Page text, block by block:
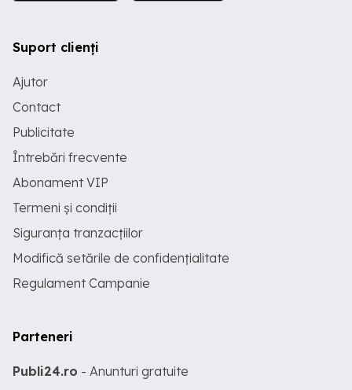
Suport clienți
Ajutor
Contact
Publicitate
Întrebări frecvente
Abonament VIP
Termeni și condiții
Siguranța tranzacțiilor
Modifică setările de confidențialitate
Regulament Campanie
Parteneri
Publi24.ro - Anunturi gratuite